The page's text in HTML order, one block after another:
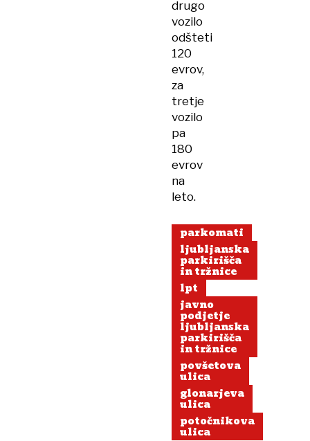
drugo
vozilo
odšteti
120
evrov,
za
tretje
vozilo
pa
180
evrov
na
leto.
parkomati
ljubljanska
parkirišča
in tržnice
lpt
javno
podjetje
ljubljanska
parkirišča
in tržnice
povšetova
ulica
glonarjeva
ulica
potočnikova
ulica